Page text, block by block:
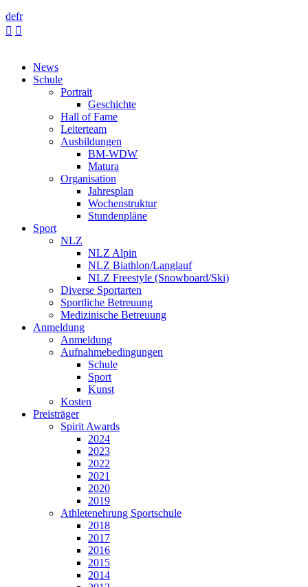
defr
 
News
Schule
Portrait
Geschichte
Hall of Fame
Leiterteam
Ausbildungen
BM-WDW
Matura
Organisation
Jahresplan
Wochenstruktur
Stundenpläne
Sport
NLZ
NLZ Alpin
NLZ Biathlon/Langlauf
NLZ Freestyle (Snowboard/Ski)
Diverse Sportarten
Sportliche Betreuung
Medizinische Betreuung
Anmeldung
Anmeldung
Aufnahmebedingungen
Schule
Sport
Kunst
Kosten
Preisträger
Spirit Awards
2024
2023
2022
2021
2020
2019
Athletenehrung Sportschule
2018
2017
2016
2015
2014